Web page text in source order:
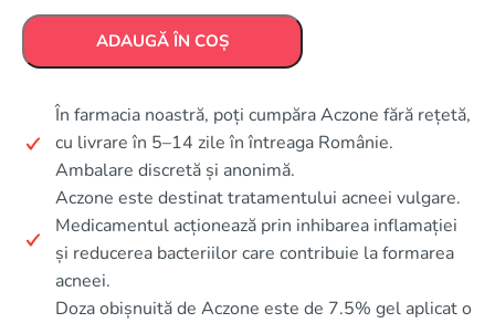
ADAUGĂ ÎN COȘ
În farmacia noastră, poți cumpăra Aczone fără rețetă,
cu livrare în 5–14 zile în întreaga Românie.
Ambalare discretă și anonimă.
Aczone este destinat tratamentului acneei vulgare.
Medicamentul acționează prin inhibarea inflamației
și reducerea bacteriilor care contribuie la formarea
acneei.
Doza obișnuită de Aczone este de 7.5% gel aplicat o